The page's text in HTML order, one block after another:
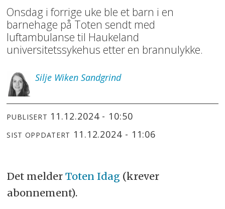
Onsdag i forrige uke ble et barn i en
barnehage på Toten sendt med
luftambulanse til Haukeland
universitetssykehus etter en brannulykke.
Silje Wiken Sandgrind
PUBLISERT 11.12.2024 - 10:50
SIST OPPDATERT 11.12.2024 - 11:06
Det melder Toten Idag (krever
abonnement).